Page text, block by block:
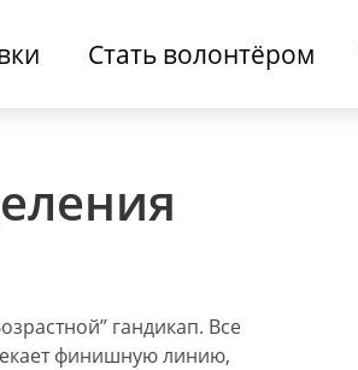
Стать волонтёром
гандикап. Все
финишную линию,